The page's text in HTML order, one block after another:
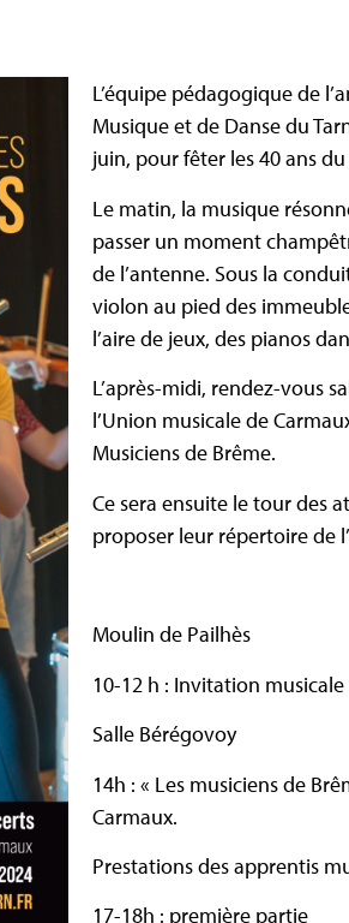
L’équipe pédagogique de
Musique et de Danse du
juin, pour fêter les 40 ans
Le matin, la musique
passer un moment
de l’antenne. Sous la
violon au pied des
l’aire de jeux, des pianos
L’après-midi, rendez-vous
l’Union musicale de
Musiciens de Brême.
Ce sera ensuite le tour des
proposer leur répertoire de
Moulin de Pailhès
10-12 h : Invitation musicale
Salle Bérégovoy
14h : « Les musiciens de
Carmaux.
Prestations des apprentis
17-18h : première partie